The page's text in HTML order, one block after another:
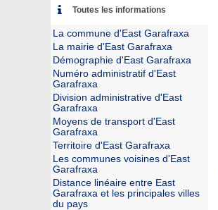
Toutes les informations
La commune d'East Garafraxa
La mairie d'East Garafraxa
Démographie d'East Garafraxa
Numéro administratif d'East
Garafraxa
Division administrative d'East
Garafraxa
Moyens de transport d'East
Garafraxa
Territoire d'East Garafraxa
Les communes voisines d'East
Garafraxa
Distance linéaire entre East
Garafraxa et les principales villes
du pays